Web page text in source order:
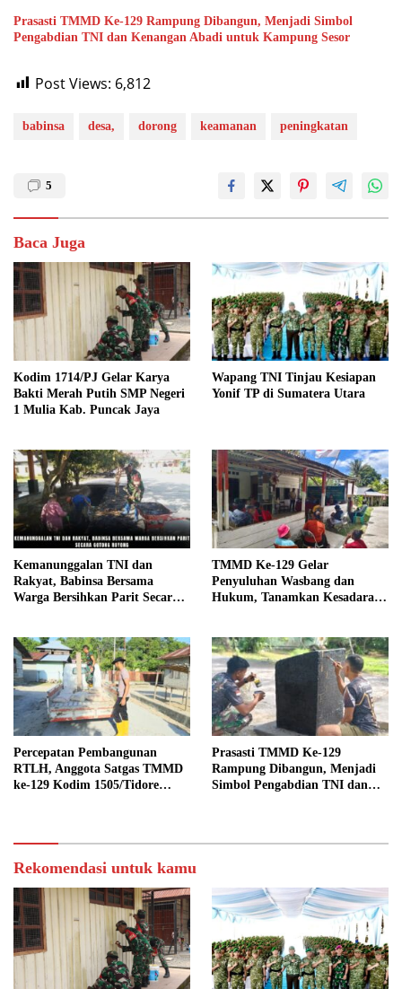
Prasasti TMMD Ke-129 Rampung Dibangun, Menjadi Simbol
Pengabdian TNI dan Kenangan Abadi untuk Kampung Sesor
Post Views: 6,812
babinsa desa, dorong keamanan peningkatan
5
Baca Juga
Kodim 1714/PJ Gelar Karya
Bakti Merah Putih SMP Negeri
1 Mulia Kab. Puncak Jaya
Wapang TNI Tinjau Kesiapan
Yonif TP di Sumatera Utara
Kemanunggalan TNI dan
Rakyat, Babinsa Bersama
Warga Bersihkan Parit Secara
TMMD Ke-129 Gelar
Penyuluhan Wasbang dan
Hukum, Tanamkan Kesadaran
Percepatan Pembangunan
RTLH, Anggota Satgas TMMD
ke-129 Kodim 1505/Tidore
Prasasti TMMD Ke-129
Rampung Dibangun, Menjadi
Simbol Pengabdian TNI dan
Rekomendasi untuk kamu